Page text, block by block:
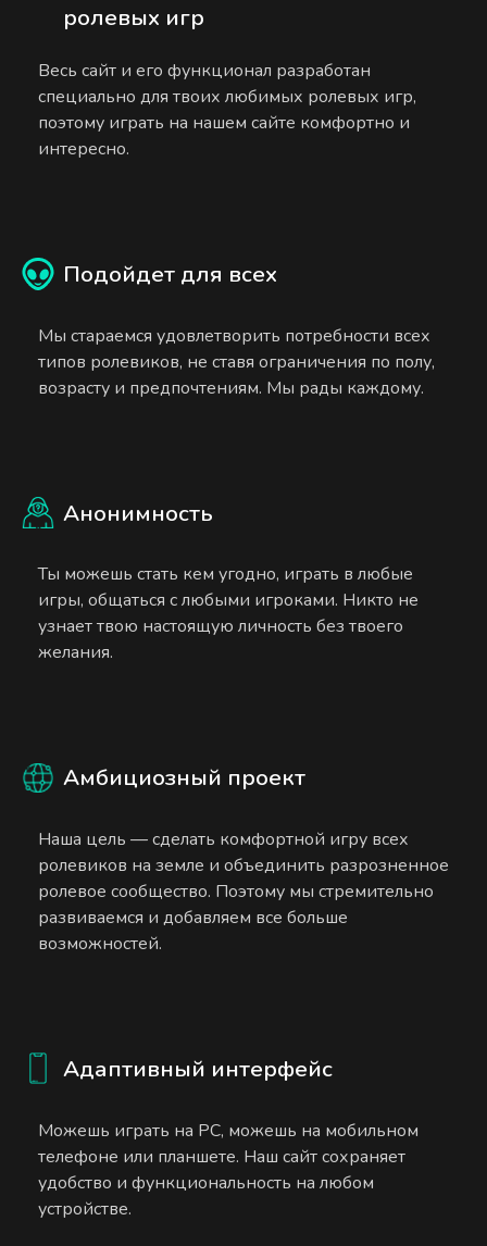
ролевых игр
Весь сайт и его функционал разработан
специально для твоих любимых ролевых игр,
поэтому играть на нашем сайте комфортно и
интересно.
Подойдет для всех
Мы стараемся удовлетворить потребности всех
типов ролевиков, не ставя ограничения по полу,
возрасту и предпочтениям. Мы рады каждому.
Анонимность
Ты можешь стать кем угодно, играть в любые
игры, общаться с любыми игроками. Никто не
узнает твою настоящую личность без твоего
желания.
Амбициозный проект
Наша цель — сделать комфортной игру всех
ролевиков на земле и объединить разрозненное
ролевое сообщество. Поэтому мы стремительно
развиваемся и добавляем все больше
возможностей.
Адаптивный интерфейс
Можешь играть на PC, можешь на мобильном
телефоне или планшете. Наш сайт сохраняет
удобство и функциональность на любом
устройстве.